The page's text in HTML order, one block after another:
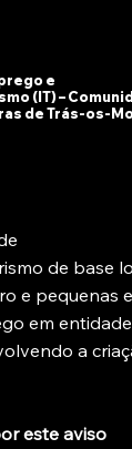
e
(IT) –
de Trás-os-
de base
e pequenas
em
a
este aviso